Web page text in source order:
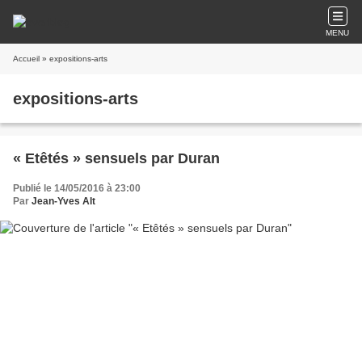
MENU
Accueil » expositions-arts
expositions-arts
« Etêtés » sensuels par Duran
Publié le 14/05/2016 à 23:00
Par Jean-Yves Alt